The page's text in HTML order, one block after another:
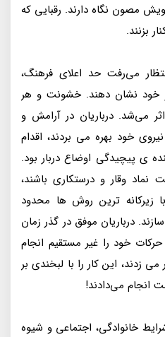
مصون نگاه دارند. رقبايى كه
بزنند.
مى‌رفت حد اعلاى فرهنگ،
خود نشان دهند. خشونت و هر
مى‌شد. درباريان در آرامش و
خود بهره مى‌ بردند، اقدام
ى پيچيدگى اوضاع دربار بود.
نماد وقار و درستكارى باشند،
زيركانه‌ ترين روش‌ ها محدود
درباريان موفق در گذر زمان
خود را غير‌ مستقيم انجام
زدند، اين كار را با لبخندى بر
مى‌دادند!
خانوادگی، اجتماعی و شیوه